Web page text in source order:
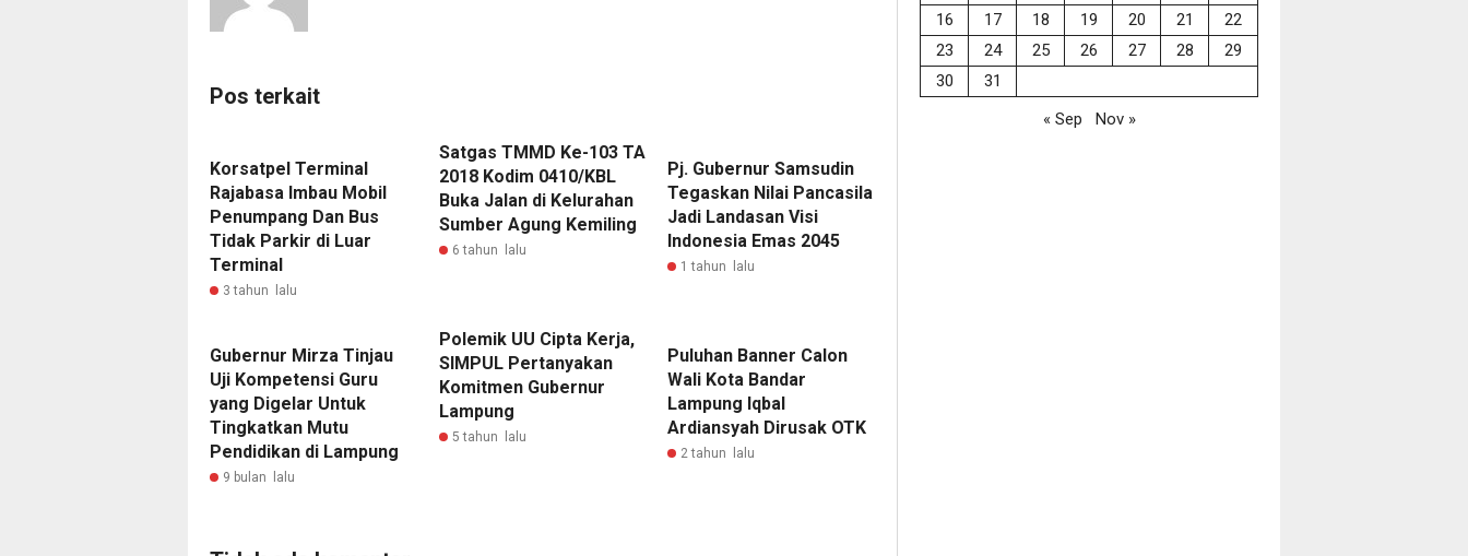
Pos terkait
Korsatpel Terminal
Rajabasa Imbau Mobil
Penumpang Dan Bus
Tidak Parkir di Luar
Terminal
3 tahun lalu
Satgas TMMD Ke-103 TA
2018 Kodim 0410/KBL
Buka Jalan di Kelurahan
Sumber Agung Kemiling
6 tahun lalu
Pj. Gubernur Samsudin
Tegaskan Nilai Pancasila
Jadi Landasan Visi
Indonesia Emas 2045
1 tahun lalu
‎Gubernur Mirza Tinjau
Uji Kompetensi Guru
yang Digelar Untuk
Tingkatkan Mutu
Pendidikan di Lampung
9 bulan lalu
Polemik UU Cipta Kerja,
SIMPUL Pertanyakan
Komitmen Gubernur
Lampung
5 tahun lalu
Puluhan Banner Calon
Wali Kota Bandar
Lampung Iqbal
Ardiansyah Dirusak OTK
2 tahun lalu
16
17 18 19 20 21
22
23
24 25 26 27 28
29
30
31
« Sep
Nov »